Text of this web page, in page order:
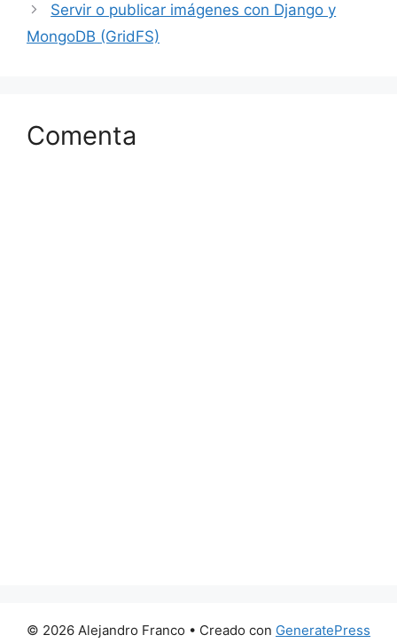
Servir o publicar imágenes con Django y
MongoDB (GridFS)
Comenta
© 2026 Alejandro Franco • Creado con GeneratePress